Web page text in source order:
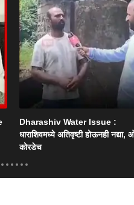
Dharashiv Water Issue :
धाराशिवमध्ये अतिवृष्टी होऊनही नद्या,
कोरडेच